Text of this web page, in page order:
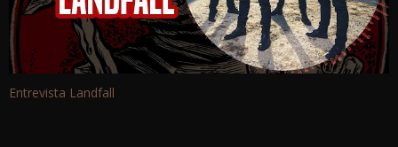
Entrevista Landfall